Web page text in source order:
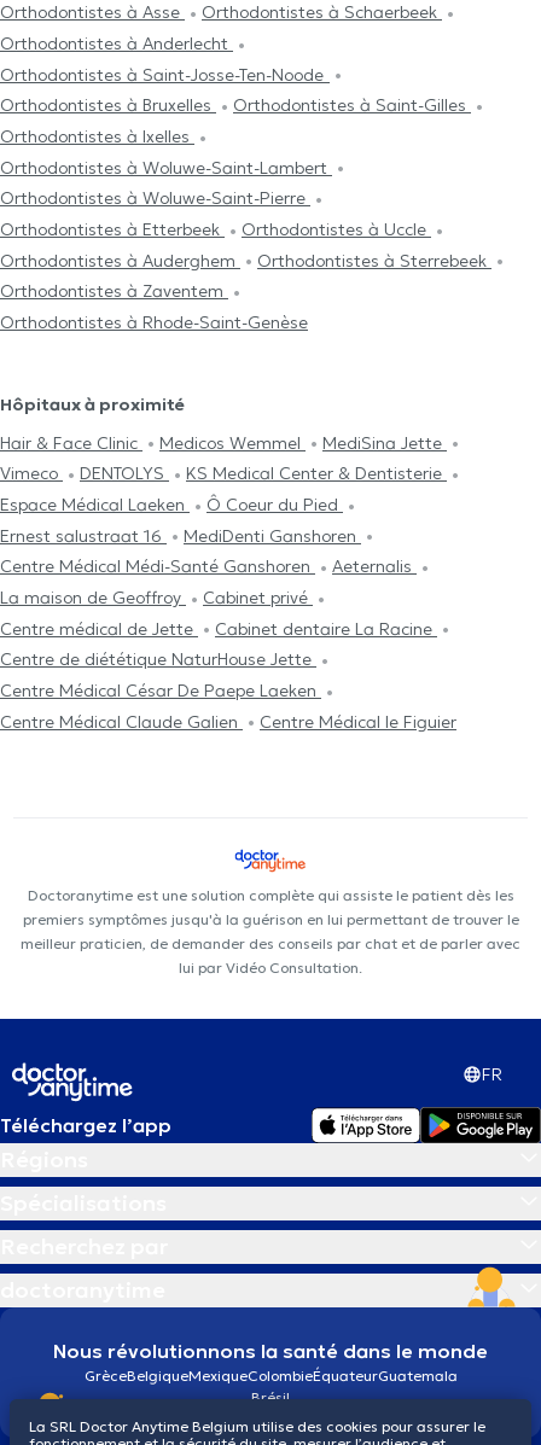
Orthodontistes à Asse
Orthodontistes à Schaerbeek
Orthodontistes à Anderlecht
Orthodontistes à Saint-Josse-Ten-Noode
Orthodontistes à Bruxelles
Orthodontistes à Saint-Gilles
Orthodontistes à Ixelles
Orthodontistes à Woluwe-Saint-Lambert
Orthodontistes à Woluwe-Saint-Pierre
Orthodontistes à Etterbeek
Orthodontistes à Uccle
Orthodontistes à Auderghem
Orthodontistes à Sterrebeek
Orthodontistes à Zaventem
Orthodontistes à Rhode-Saint-Genèse
Hôpitaux à proximité
Hair & Face Clinic
Medicos Wemmel
MediSina Jette
Vimeco
DENTOLYS
KS Medical Center & Dentisterie
Espace Médical Laeken
Ô Coeur du Pied
Ernest salustraat 16
MediDenti Ganshoren
Centre Médical Médi-Santé Ganshoren
Aeternalis
La maison de Geoffroy
Cabinet privé
Centre médical de Jette
Cabinet dentaire La Racine
Centre de diététique NaturHouse Jette
Centre Médical César De Paepe Laeken
Centre Médical Claude Galien
Centre Médical le Figuier
Doctoranytime est une solution complète qui assiste le patient dès les
premiers symptômes jusqu'à la guérison en lui permettant de trouver le
meilleur praticien, de demander des conseils par chat et de parler avec
lui par Vidéo Consultation.
FR
Téléchargez l’app
Nous révolutionnons la santé dans le monde
GrèceBelgiqueMexiqueColombieÉquateurGuatemala
Brésil
La SRL Doctor Anytime Belgium utilise des cookies pour assurer le